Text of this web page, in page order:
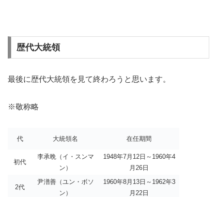
歴代大統領
最後に歴代大統領を見て終わろうと思います。
※敬称略
代 大統領名 在任期間
初代
李承晩（イ・スンマ
ン）
1948年7月12日～1960年4
月26日
2代
尹潽善（ユン・ボソ
ン）
1960年8月13日～1962年3
月22日